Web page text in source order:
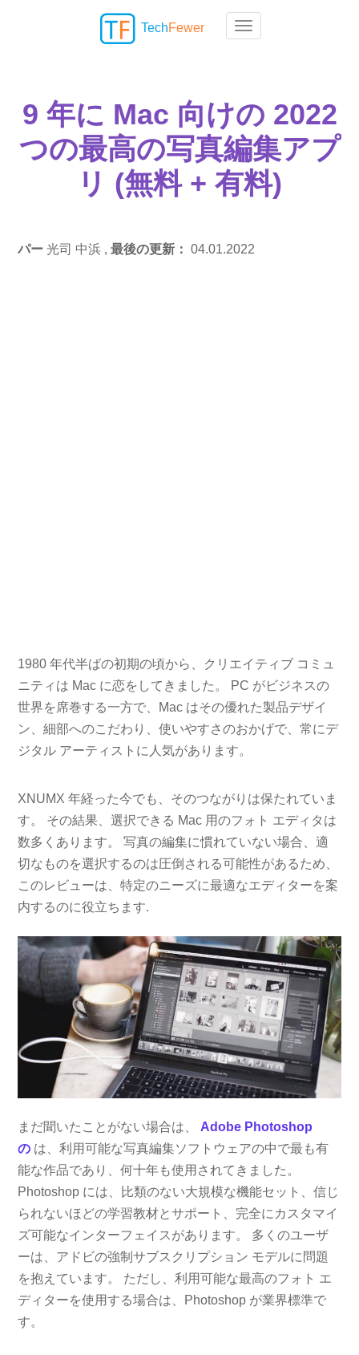
Toggle navigation
TechFewer
9 年に Mac 向けの 2022
つの最高の写真編集アプ
リ (無料 + 有料)
パー 光司 中浜 ,最後の更新：04.01.2022
1980 年代半ばの初期の頃から、クリエイティブ コミュ
ニティは Mac に恋をしてきました。 PC がビジネスの
世界を席巻する一方で、Mac はその優れた製品デザイ
ン、細部へのこだわり、使いやすさのおかげで、常にデ
ジタル アーティストに人気があります。
XNUMX 年経った今でも、そのつながりは保たれていま
す。 その結果、選択できる Mac 用のフォト エディタは
数多くあります。 写真の編集に慣れていない場合、適
切なものを選択するのは圧倒される可能性があるため、
このレビューは、特定のニーズに最適なエディターを案
内するのに役立ちます.
まだ聞いたことがない場合は、 Adobe Photoshop
の は、利用可能な写真編集ソフトウェアの中で最も有
能な作品であり、何十年も使用されてきました。
Photoshop には、比類のない大規模な機能セット、信じ
られないほどの学習教材とサポート、完全にカスタマイ
ズ可能なインターフェイスがあります。 多くのユーザ
ーは、アドビの強制サブスクリプション モデルに問題
を抱えています。 ただし、利用可能な最高のフォト エ
ディターを使用する場合は、Photoshop が業界標準で
す。